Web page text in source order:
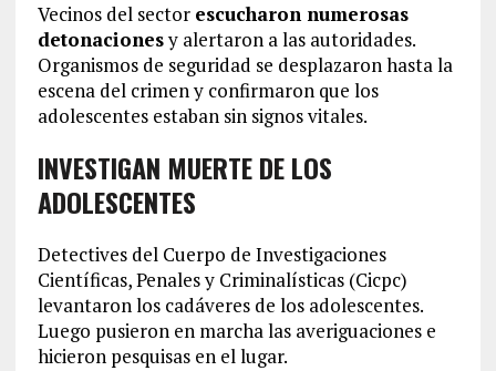
Vecinos del sector escucharon numerosas
detonacionesy alertaron a las autoridades.
Organismos de seguridad se desplazaron hasta la
escena del crimen y confirmaron que los
adolescentes estaban sin signos vitales.
INVESTIGAN MUERTE DE LOS
ADOLESCENTES
Detectives del Cuerpo de Investigaciones
Científicas, Penales y Criminalísticas (Cicpc)
levantaron los cadáveres de los adolescentes.
Luego pusieron en marcha las averiguaciones e
hicieron pesquisas en el lugar.